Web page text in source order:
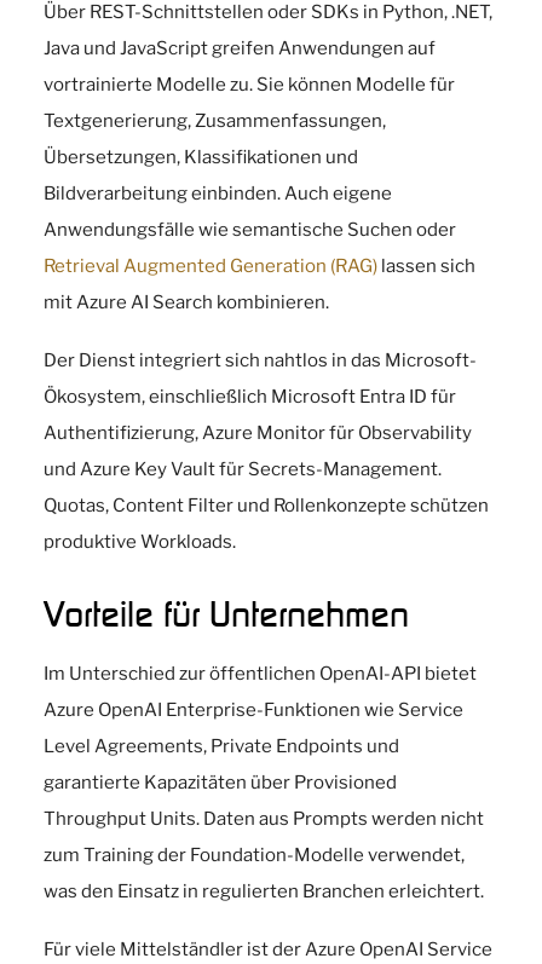
Über REST-Schnittstellen oder SDKs in Python, .NET,
Java und JavaScript greifen Anwendungen auf
vortrainierte Modelle zu. Sie können Modelle für
Textgenerierung, Zusammenfassungen,
Übersetzungen, Klassifikationen und
Bildverarbeitung einbinden. Auch eigene
Anwendungsfälle wie semantische Suchen oder
Retrieval Augmented Generation (RAG) lassen sich
mit Azure AI Search kombinieren.
Der Dienst integriert sich nahtlos in das Microsoft-
Ökosystem, einschließlich Microsoft Entra ID für
Authentifizierung, Azure Monitor für Observability
und Azure Key Vault für Secrets-Management.
Quotas, Content Filter und Rollenkonzepte schützen
produktive Workloads.
Vorteile für Unternehmen
Im Unterschied zur öffentlichen OpenAI-API bietet
Azure OpenAI Enterprise-Funktionen wie Service
Level Agreements, Private Endpoints und
garantierte Kapazitäten über Provisioned
Throughput Units. Daten aus Prompts werden nicht
zum Training der Foundation-Modelle verwendet,
was den Einsatz in regulierten Branchen erleichtert.
Für viele Mittelständler ist der Azure OpenAI Service